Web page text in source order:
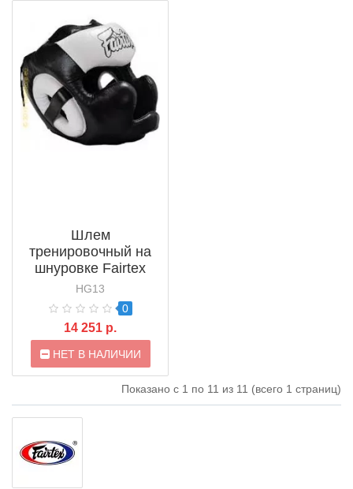
Шлем
тренировочный на
шнуровке Fairtex
HG13 Black / White
HG13
0
14 251 р.
НЕТ В НАЛИЧИИ
Показано с 1 по 11 из 11 (всего 1 страниц)